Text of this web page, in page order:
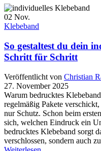
mehrere
Optionen
können
auf
Produktseite
gewählt
werden
02 Nov.
Klebeband
So gestaltest du dein
Schritt für Schritt
Veröffentlicht von Christian
27. November 2025
Warum bedrucktes
regelmäßig Pakete
nur Schutz. Schon beim
sich, welchen Eindruck ein
bedrucktes Klebeband sorgt
verschlossen, sondern auch